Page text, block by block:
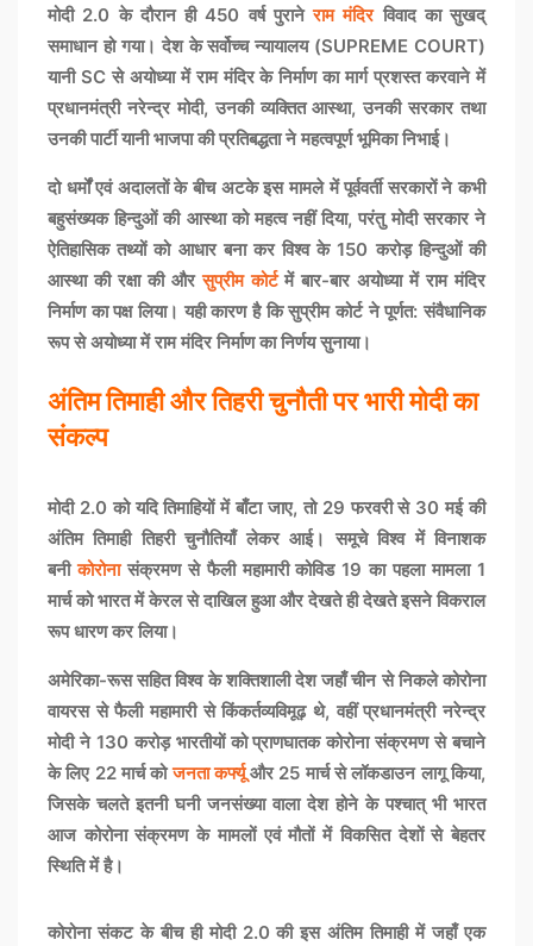
मोदी 2.0 के दौरान ही 450 वर्ष पुरानेराम मंदिरविवाद का सुखद्
समाधान हो गया। देश के सर्वोच्च न्यायालय (SUPREME COURT)
यानी SC से अयोध्या में राम मंदिर के निर्माण का मार्ग प्रशस्त करवाने में
प्रधानमंत्री नरेन्द्र मोदी, उनकी व्यक्तित आस्था, उनकी सरकार तथा
उनकी पार्टी यानी भाजपा की प्रतिबद्धता ने महत्वपूर्ण भूमिका निभाई।
दो धर्मों एवं अदालतों के बीच अटके इस मामले में पूर्ववर्ती सरकारों ने कभी
बहुसंख्यक हिन्दुओं की आस्था को महत्व नहीं दिया, परंतु मोदी सरकार ने
ऐतिहासिक तथ्यों को आधार बना कर विश्व के 150 करोड़ हिन्दुओं की
आस्था की रक्षा की औरसुप्रीम कोर्टमें बार-बार अयोध्या में राम मंदिर
निर्माण का पक्ष लिया। यही कारण है कि सुप्रीम कोर्ट ने पूर्णत: संवैधानिक
रूप से अयोध्या में राम मंदिर निर्माण का निर्णय सुनाया।
अंतिम तिमाही और तिहरी चुनौती पर भारी मोदी का
संकल्प
मोदी 2.0 को यदि तिमाहियों में बाँटा जाए, तो 29 फरवरी से 30 मई की
अंतिम तिमाही तिहरी चुनौतियाँ लेकर आई। समूचे विश्व में विनाशक
बनीकोरोनासंक्रमण से फैली महामारी कोविड 19 का पहला मामला 1
मार्च को भारत में केरल से दाखिल हुआ और देखते ही देखते इसने विकराल
रूप धारण कर लिया।
अमेरिका-रूस सहित विश्व के शक्तिशाली देश जहाँ चीन से निकले कोरोना
वायरस से फैली महामारी से किंकर्तव्यविमूढ़ थे, वहीं प्रधानमंत्री नरेन्द्र
मोदी ने 130 करोड़ भारतीयों को प्राणघातक कोरोना संक्रमण से बचाने
के लिए 22 मार्च कोजनता कर्फ्यूऔर 25 मार्च से लॉकडाउन लागू किया,
जिसके चलते इतनी घनी जनसंख्या वाला देश होने के पश्चात् भी भारत
आज कोरोना संक्रमण के मामलों एवं मौतों में विकसित देशों से बेहतर
स्थिति में है।
कोरोना संकट के बीच ही मोदी 2.0 की इस अंतिम तिमाही में जहाँ एक